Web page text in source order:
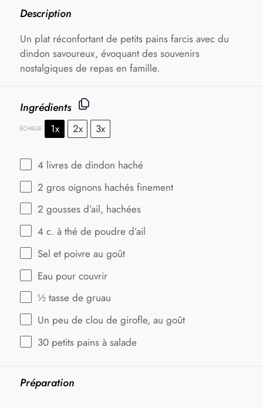
Description
Un plat réconfortant de petits pains farcis avec du
dindon savoureux, évoquant des souvenirs
nostalgiques de repas en famille.
Ingrédients
ÉCHELLE 1x 2x 3x
4 livres de dindon haché
2 gros oignons hachés finement
2 gousses d’ail, hachées
4 c. à thé de poudre d’ail
Sel et poivre au goût
Eau pour couvrir
½ tasse de gruau
Un peu de clou de girofle, au goût
30 petits pains à salade
Préparation